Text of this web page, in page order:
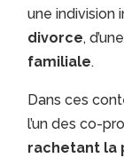
une indivision
divorce,
familiale.
Dans ces
l’un des co-
rachetant la